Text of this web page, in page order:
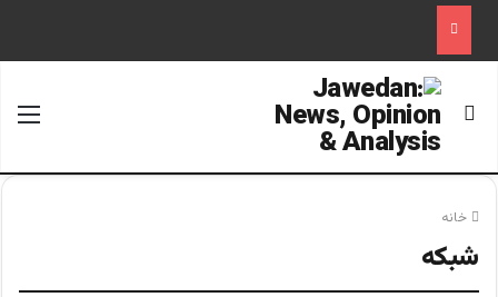
جستجو برای
خانه
شبكه